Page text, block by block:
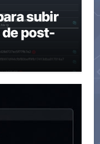
subir
post-